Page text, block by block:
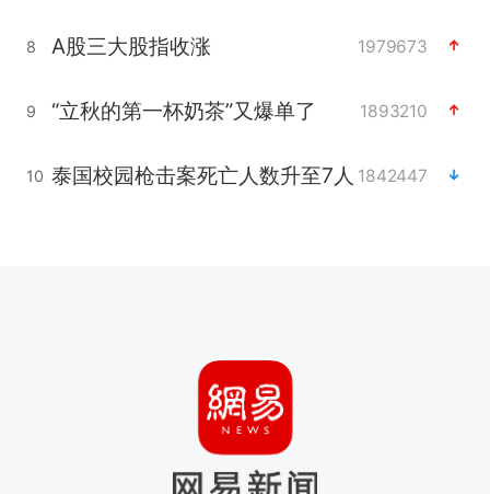
8 A股三大股指收涨 1979673
9 “立秋的第一杯奶茶”又爆单了 1893210
10 泰国校园枪击案死亡人数升至7人 1842447